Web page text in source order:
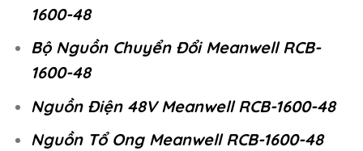
1600-48
Bộ Nguồn Chuyển Đổi Meanwell RCB-
1600-48
Nguồn Điện 48V Meanwell RCB-1600-48
Nguồn Tổ Ong Meanwell RCB-1600-48